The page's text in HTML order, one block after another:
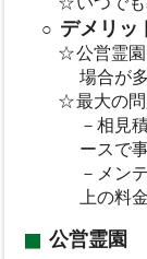
デメリッ
公営霊
場合が多
最大の
－相見
ースで
－メン
上の料
公営霊園